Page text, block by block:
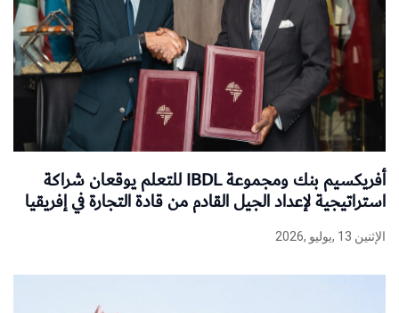
أفريكسيم بنك ومجموعة IBDL للتعلم يوقعان شراكة
استراتيجية لإعداد الجيل القادم من قادة التجارة في إفريقيا
الإثنين 13 ,يوليو ,2026